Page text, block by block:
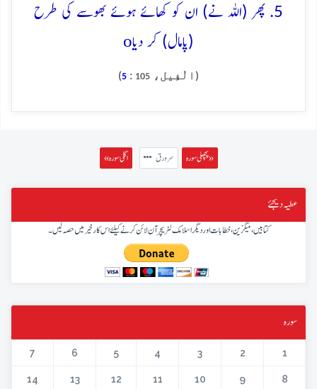
5. پھر (اللہ نے) ان کو کھائے ہوئے بھوسے کی طرح
(پامال) کر دیاo
(الْفِيل، 105
:
5
)
پچھلی سورہ » سرورق « اگلی سورہ
عطیہ دیجئے
کتابیں، میگزین، خطابات اور دیگر اسلامک لٹریچر آن لائن کرنے کیلئے اس کار خیر میں حصہ لیں۔
سورہ
1
2
3
4
5
6
7
8
9
10
11
12
13
14